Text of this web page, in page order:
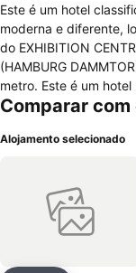
Este é um hotel
moderna e diferente,
do EXHIBITION
(HAMBURG
metro. Este é um
negócios, mas
são: 180 quartos
de 24h, aluguer de
decorados de forma
possuem Wc com
Comparar
Alojamento selecionado